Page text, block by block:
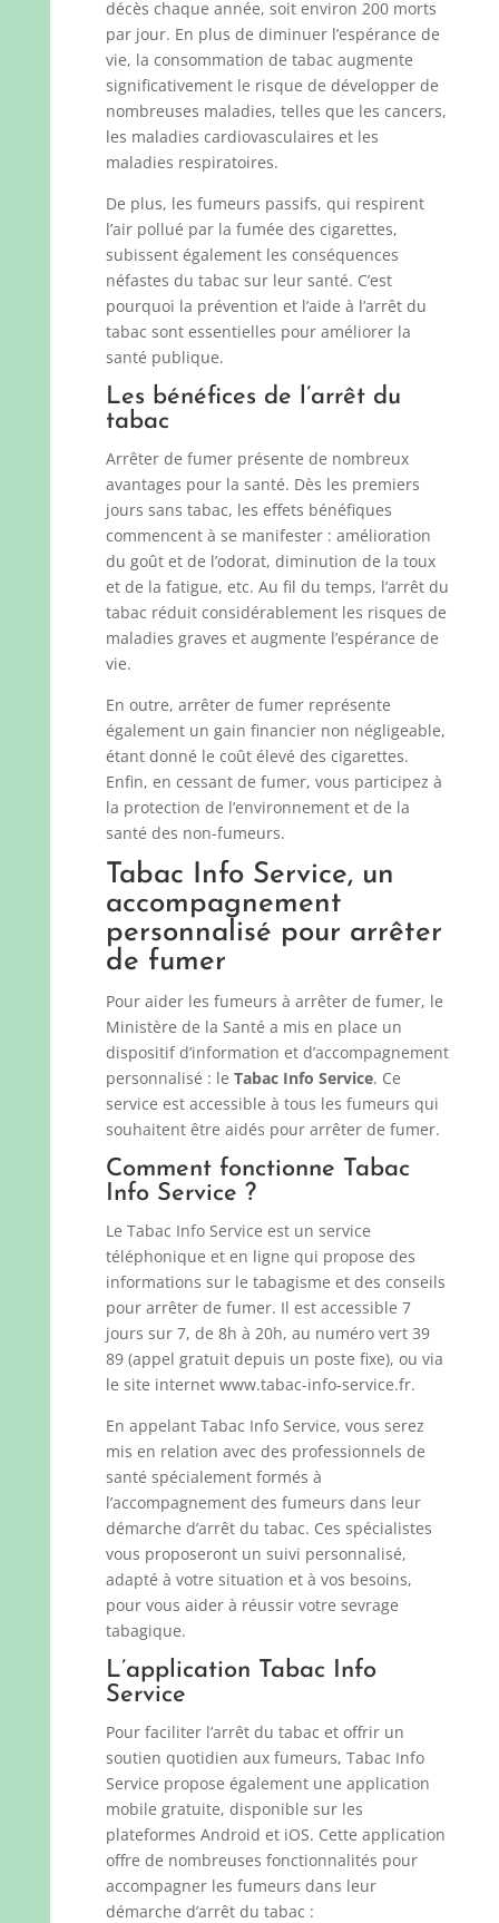
décès chaque année, soit environ 200 morts
par jour. En plus de diminuer l’espérance de
vie, la consommation de tabac augmente
significativement le risque de développer de
nombreuses maladies, telles que les cancers,
les maladies cardiovasculaires et les
maladies respiratoires.
De plus, les fumeurs passifs, qui respirent
l’air pollué par la fumée des cigarettes,
subissent également les conséquences
néfastes du tabac sur leur santé. C’est
pourquoi la prévention et l’aide à l’arrêt du
tabac sont essentielles pour améliorer la
santé publique.
Les bénéfices de l’arrêt du
tabac
Arrêter de fumer présente de nombreux
avantages pour la santé. Dès les premiers
jours sans tabac, les effets bénéfiques
commencent à se manifester : amélioration
du goût et de l’odorat, diminution de la toux
et de la fatigue, etc. Au fil du temps, l’arrêt du
tabac réduit considérablement les risques de
maladies graves et augmente l’espérance de
vie.
En outre, arrêter de fumer représente
également un gain financier non négligeable,
étant donné le coût élevé des cigarettes.
Enfin, en cessant de fumer, vous participez à
la protection de l’environnement et de la
santé des non-fumeurs.
Tabac Info Service, un
accompagnement
personnalisé pour arrêter
de fumer
Pour aider les fumeurs à arrêter de fumer, le
Ministère de la Santé a mis en place un
dispositif d’information et d’accompagnement
personnalisé : le Tabac Info Service. Ce
service est accessible à tous les fumeurs qui
souhaitent être aidés pour arrêter de fumer.
Comment fonctionne Tabac
Info Service ?
Le Tabac Info Service est un service
téléphonique et en ligne qui propose des
informations sur le tabagisme et des conseils
pour arrêter de fumer. Il est accessible 7
jours sur 7, de 8h à 20h, au numéro vert 39
89 (appel gratuit depuis un poste fixe), ou via
le site internet www.tabac-info-service.fr.
En appelant Tabac Info Service, vous serez
mis en relation avec des professionnels de
santé spécialement formés à
l’accompagnement des fumeurs dans leur
démarche d’arrêt du tabac. Ces spécialistes
vous proposeront un suivi personnalisé,
adapté à votre situation et à vos besoins,
pour vous aider à réussir votre sevrage
tabagique.
L’application Tabac Info
Service
Pour faciliter l’arrêt du tabac et offrir un
soutien quotidien aux fumeurs, Tabac Info
Service propose également une application
mobile gratuite, disponible sur les
plateformes Android et iOS. Cette application
offre de nombreuses fonctionnalités pour
accompagner les fumeurs dans leur
démarche d’arrêt du tabac :